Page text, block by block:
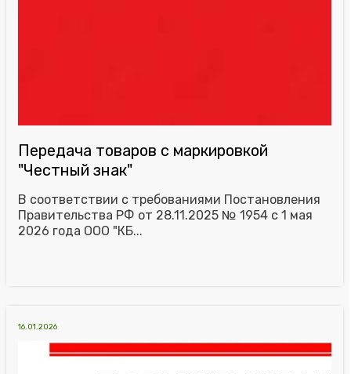
Передача товаров с маркировкой
"Честный знак"
В соответствии с требованиями Постановления
Правительства РФ от 28.11.2025 № 1954 с 1 мая
2026 года ООО "КБ...
16.01.2026